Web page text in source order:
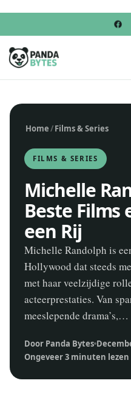
Home/Films & Series
FILMS & SERIES
Michelle
Beste Films
een Rij
Michelle Randolph is
Hollywood dat steeds
met haar veelzijdige
acteerprestaties. Van
meeslepende drama’s,…
Door Panda Bytes
Ongeveer 3 minuten lezen